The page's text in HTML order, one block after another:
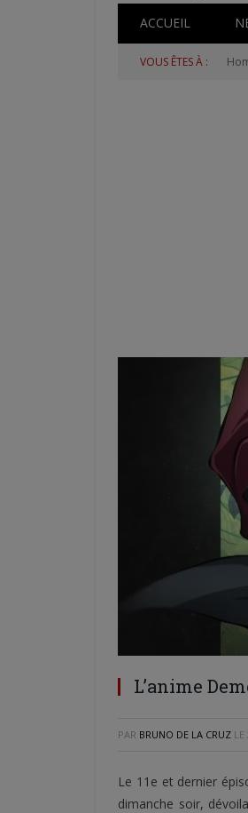
ACCUEIL
VOUS ÊTES À :
L’anime
PAR BRUNO DE LA CRUZ LE
Le 11e et dernier
dimanche soir,